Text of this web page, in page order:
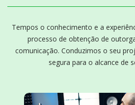
Tempos o conhecimento e a
processo de obtenção de
comunicação. Conduzimos o seu
segura para o alcance de